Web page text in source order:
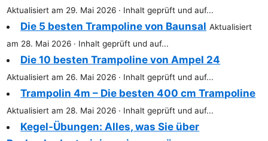
Aktualisiert am 29. Mai 2026 · Inhalt geprüft und auf...
Die 5 besten Trampoline von Baunsal Aktualisiert
am 28. Mai 2026 · Inhalt geprüft und auf...
Die 10 besten Trampoline von Ampel 24
Aktualisiert am 26. Mai 2026 · Inhalt geprüft und auf...
Trampolin 4m – Die besten 400 cm Trampoline
Aktualisiert am 28. Mai 2026 · Inhalt geprüft und auf...
Kegel-Übungen: Alles, was Sie über